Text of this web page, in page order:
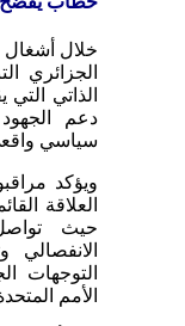
خلال أشغال
الجزائري
الذاتي
دعم
سياسي
ويؤكد
العلاقة
حيث
التوجهات
الأمم